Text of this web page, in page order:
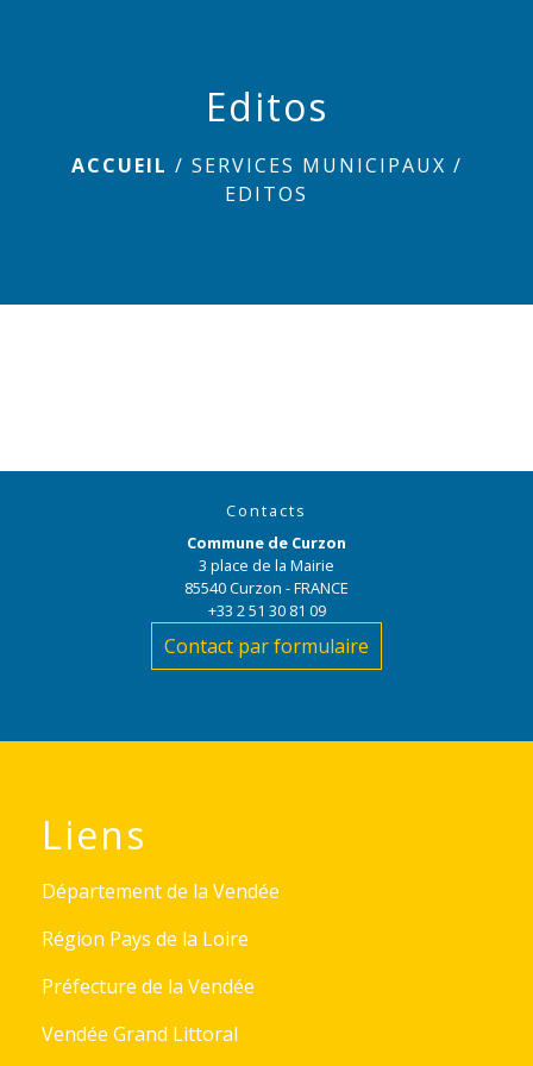
Editos
ACCUEIL / SERVICES MUNICIPAUX /
EDITOS
Contacts
Commune de Curzon
3 place de la Mairie
85540 Curzon - FRANCE
+33 2 51 30 81 09
Contact par formulaire
Liens
Département de la Vendée
Région Pays de la Loire
Préfecture de la Vendée
Vendée Grand Littoral